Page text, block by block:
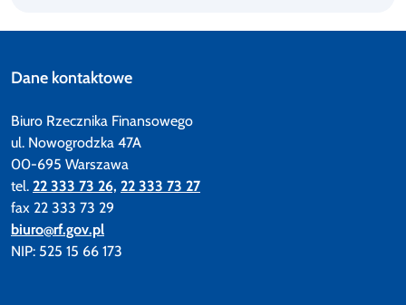
Dane kontaktowe
Biuro Rzecznika Finansowego
ul. Nowogrodzka 47A
00-695 Warszawa
tel. 22 333 73 26, 22 333 73 27
fax 22 333 73 29
biuro@rf.gov.pl
NIP: 525 15 66 173